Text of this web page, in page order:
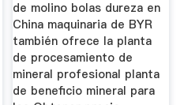
de molino bolas dureza en
China maquinaria de BYR
también ofrece la planta
de procesamiento de
mineral profesional planta
de beneficio mineral para